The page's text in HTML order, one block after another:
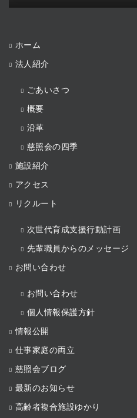
ホーム
法人紹介
ごあいさつ
概要
沿革
慈照会の四季
施設紹介
アクセス
リクルート
次世代育成支援行動計画
先輩職員からのメッセージ
お問い合わせ
お問い合わせ
個人情報保護方針
情報公開
仕事家庭の両立
慈照会ブログ
最新のお知らせ
高齢者複合施設ゆかり